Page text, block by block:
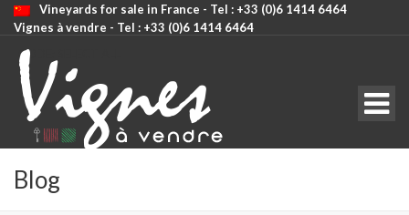
Vineyards for sale in France - Tel : +33 (0)6 1414 6464
Vignes à vendre - Tel : +33 (0)6 1414 6464
CODE: SELECT ALL
Blog